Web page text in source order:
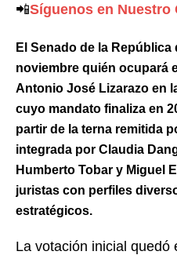
📲Síguenos en Nuestro
El Senado de la
noviembre quién ocupará
Antonio José Lizarazo en
cuyo mandato finaliza en
partir de la terna remitida
integrada por Claudia
Humberto Tobar y Miguel
juristas con perfiles
estratégicos.
La votación inicial quedó